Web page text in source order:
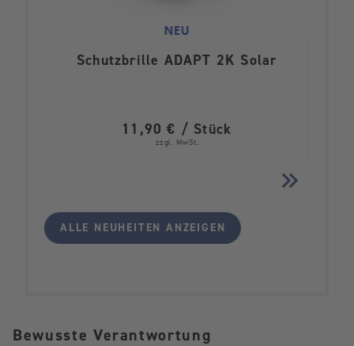
Schutzbrille ADAPT 2K Solar
11,90 € / Stück
zzgl. MwSt.
ALLE NEUHEITEN ANZEIGEN
Bewusste Verantwortung